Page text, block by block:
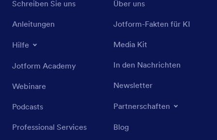
Schreiben Sie uns
Anleitungen
Hilfe
Jotform Academy
Webinare
Podcasts
Professional Services
Über uns
Jotform-Fakten für KI
Media Kit
In den Nachrichten
Newsletter
Partnerschaften
Blog